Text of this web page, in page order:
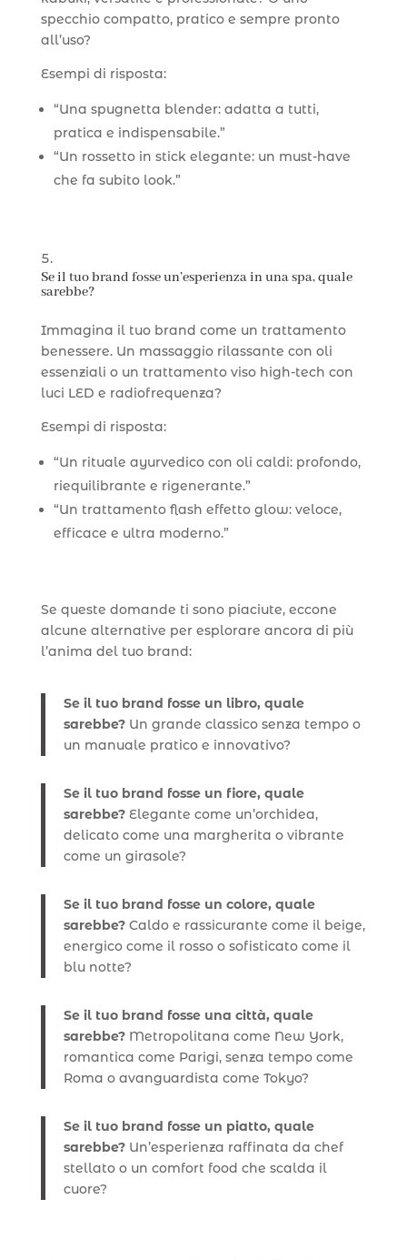
specchio compatto, pratico e sempre pronto
all’uso?
Esempi di risposta:
“Una spugnetta blender: adatta a tutti,
pratica e indispensabile.”
“Un rossetto in stick elegante: un must-have
che fa subito look.”
Se il tuo brand fosse un’esperienza in una spa, quale
sarebbe?
Immagina il tuo brand come un trattamento
benessere. Un massaggio rilassante con oli
essenziali o un trattamento viso high-tech con
luci LED e radiofrequenza?
Esempi di risposta:
“Un rituale ayurvedico con oli caldi: profondo,
riequilibrante e rigenerante.”
“Un trattamento flash effetto glow: veloce,
efficace e ultra moderno.”
Se queste domande ti sono piaciute, eccone
alcune alternative per esplorare ancora di più
l’anima del tuo brand:
Se il tuo brand fosse un libro, quale
sarebbe?Un grande classico senza tempo o
un manuale pratico e innovativo?
Se il tuo brand fosse un fiore, quale
sarebbe?Elegante come un’orchidea,
delicato come una margherita o vibrante
come un girasole?
Se il tuo brand fosse un colore, quale
sarebbe?Caldo e rassicurante come il beige,
energico come il rosso o sofisticato come il
blu notte?
Se il tuo brand fosse una città, quale
sarebbe?Metropolitana come New York,
romantica come Parigi, senza tempo come
Roma o avanguardista come Tokyo?
Se il tuo brand fosse un piatto, quale
sarebbe?Un’esperienza raffinata da chef
stellato o un comfort food che scalda il
cuore?